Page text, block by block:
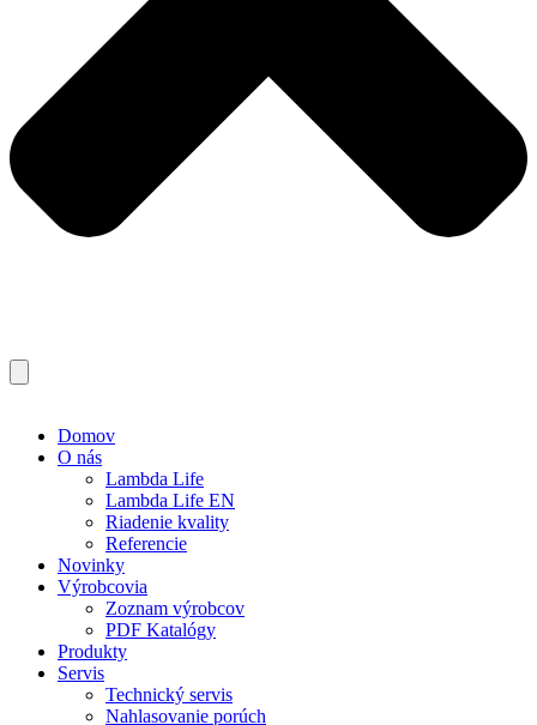
Domov
O nás
Lambda Life
Lambda Life EN
Riadenie kvality
Referencie
Novinky
Výrobcovia
Zoznam výrobcov
PDF Katalógy
Produkty
Servis
Technický servis
Nahlasovanie porúch